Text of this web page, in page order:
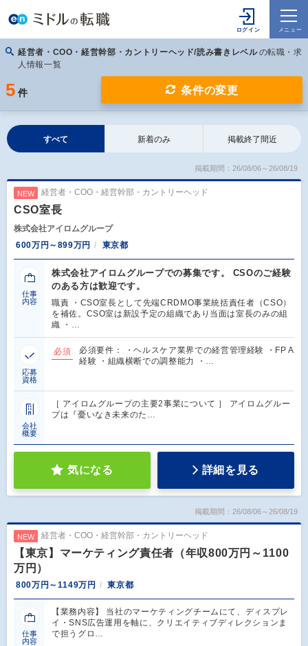
経営者・COO・経営幹部・カントリーヘッド/読み書きレベルの転職・求
人情報一覧
5 件 条件の変更
すべて 新着のみ 掲載終了間近
掲載期間：26/08/06～26/08/19
NEW 経営者・COO・経営幹部・カントリーヘッド
CSO室長
株式会社アイロムグループ
600万円～899万円
東京都
仕事
内容
株式会社アイロムグループでの募集です。 CSOのご経験
のある方は歓迎です。
職責 ・CSO室長として先端CRDMO事業統括責任者（CSO）
を補佐。CSO室は新設予定の組織であり当面は室長のみの組
織 ・…
応募
資格
必須
必須要件： ・ヘルスケア業界での経営管理経験 ・FP A
経験 ・組織横断での調整能力 ・…
会社
概要
［ アイロムグループの主要2事業について ］ アイロムグルー
プは『憂いなき未来のた…
気になる 詳細を見る
掲載期間：26/08/06～26/08/19
NEW 経営者・COO・経営幹部・カントリーヘッド
【東京】マーケティング責任者（年収800万円～1100
万円）
800万円～1149万円 東京都
仕事
内容
【業務内容】 当社のマーケティングチームにて、ディスプレ
イ・SNS広告運用を軸に、クリエイティブディレクションま
で担うグロ…